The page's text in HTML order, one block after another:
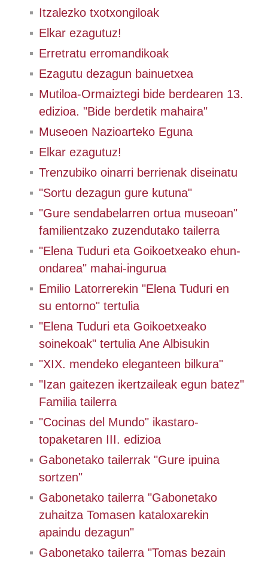
Itzalezko txotxongiloak
Elkar ezagutuz!
Erretratu erromandikoak
Ezagutu dezagun bainuetxea
Mutiloa-Ormaiztegi bide berdearen 13.
edizioa. "Bide berdetik mahaira"
Museoen Nazioarteko Eguna
Elkar ezagutuz!
Trenzubiko oinarri berrienak diseinatu
"Sortu dezagun gure kutuna"
"Gure sendabelarren ortua museoan"
familientzako zuzendutako tailerra
"Elena Tuduri eta Goikoetxeako ehun-
ondarea" mahai-ingurua
Emilio Latorrerekin "Elena Tuduri en
su entorno" tertulia
"Elena Tuduri eta Goikoetxeako
soinekoak" tertulia Ane Albisukin
"XIX. mendeko eleganteen bilkura"
"Izan gaitezen ikertzaileak egun batez"
Familia tailerra
"Cocinas del Mundo" ikastaro-
topaketaren III. edizioa
Gabonetako tailerrak "Gure ipuina
sortzen"
Gabonetako tailerra "Gabonetako
zuhaitza Tomasen kataloxarekin
apaindu dezagun"
Gabonetako tailerra "Tomas bezain